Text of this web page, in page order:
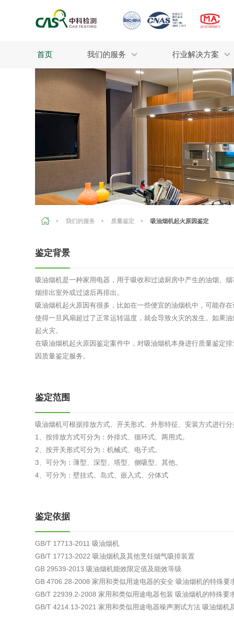
首页 我们的服务 行业解决方案
工业材料
美妆消毒
石油化工
轻工产品
制药医疗
电子电气
农副产品
专项服务
新能源
综合检测
检测服务
污水检测
评估调查
耕地质量评价
测绘测量
行业解
为全球
整体技
我们的服务 质量鉴定 吸油烟机起火原因鉴定
鉴定背景
吸油烟机是一种家用电器，用于吸收和过滤厨房中产生的油烟、
烟排出室外或过滤后再排出。
吸油烟机起火原因有很多，比如在一些便宜的油烟机中，可能存
使得一旦风扇超过了正常运转温度，就会导致火灾的发生。如果
起火灾。
在吸油烟机起火原因鉴定案件中，对吸油烟机本身进行质量鉴定
因质量鉴定服务。
鉴定范围
吸油烟机可根据排放方式、开关形式、外形特征、安装方式进行分
1、按排放方式可分为：外排式、循环式、两用式。
2、按开关形式可分为：机械式、电子式。
3、可分为：薄型、深型、塔型、侧吸型、其他。
4、可分为：壁挂式、岛式、嵌入式、分体式
鉴定依据
GB/T 17713-2011 吸油烟机
GB/T 17713-2022 吸油烟机及其他烹饪烟气吸排装置
GB 29539-2013 吸油烟机能效限定值及能效等级
GB 4706.28-2008 家用和类似用途电器的安全 吸油烟机的特殊要
GB/T 22939.2-2008 家用和类似用途电器包装 吸油烟机的特殊要
GB/T 4214.13-2021 家用和类似用途电器噪声测试方法 吸油烟机